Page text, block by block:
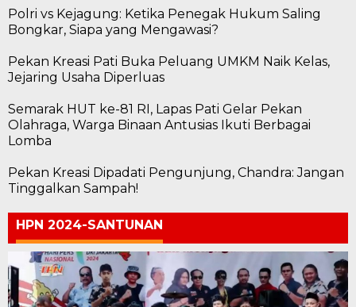
Polri vs Kejagung: Ketika Penegak Hukum Saling
Bongkar, Siapa yang Mengawasi?
Pekan Kreasi Pati Buka Peluang UMKM Naik Kelas,
Jejaring Usaha Diperluas
Semarak HUT ke-81 RI, Lapas Pati Gelar Pekan
Olahraga, Warga Binaan Antusias Ikuti Berbagai
Lomba
Pekan Kreasi Dipadati Pengunjung, Chandra: Jangan
Tinggalkan Sampah!
HPN 2024-SANTUNAN